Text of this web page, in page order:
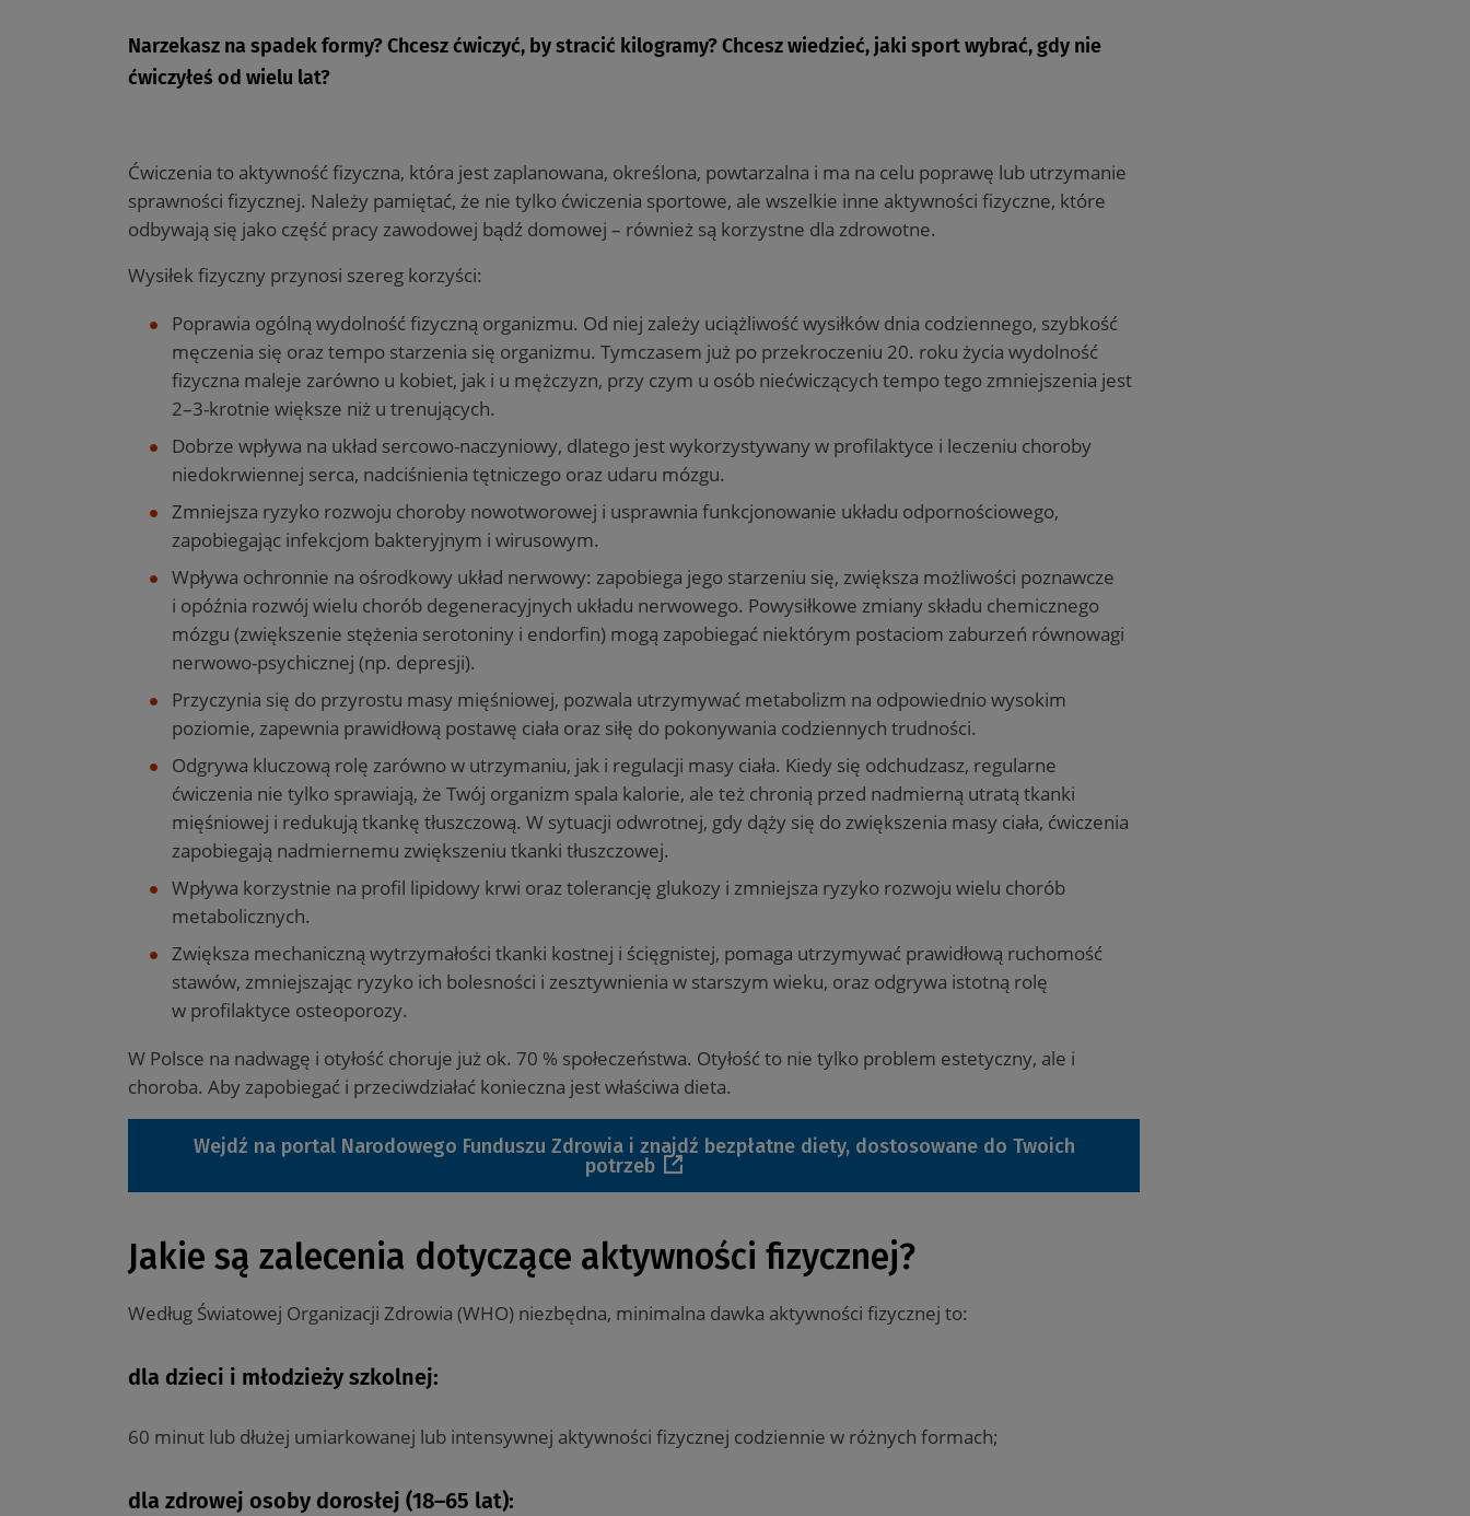
Narzekasz na spadek formy? Chcesz ćwiczyć, by stracić kilogramy? Chcesz wiedzieć, jaki sport wybrać, gdy nie
ćwiczyłeś od wielu lat?
Ćwiczenia to aktywność fizyczna, która jest zaplanowana, określona, powtarzalna i ma na celu poprawę lub utrzymanie
sprawności fizycznej. Należy pamiętać, że nie tylko ćwiczenia sportowe, ale wszelkie inne aktywności fizyczne, które
odbywają się jako część pracy zawodowej bądź domowej – również są korzystne dla zdrowotne.
Wysiłek fizyczny przynosi szereg korzyści:
Poprawia ogólną wydolność fizyczną organizmu. Od niej zależy uciążliwość wysiłków dnia codziennego, szybkość
męczenia się oraz tempo starzenia się organizmu. Tymczasem już po przekroczeniu 20. roku życia wydolność
fizyczna maleje zarówno u kobiet, jak i u mężczyzn, przy czym u osób niećwiczących tempo tego zmniejszenia jest
2–3-krotnie większe niż u trenujących.
Dobrze wpływa na układ sercowo-naczyniowy, dlatego jest wykorzystywany w profilaktyce i leczeniu choroby
niedokrwiennej serca, nadciśnienia tętniczego oraz udaru mózgu.
Zmniejsza ryzyko rozwoju choroby nowotworowej i usprawnia funkcjonowanie układu odpornościowego,
zapobiegając infekcjom bakteryjnym i wirusowym.
Wpływa ochronnie na ośrodkowy układ nerwowy: zapobiega jego starzeniu się, zwiększa możliwości poznawcze
i opóźnia rozwój wielu chorób degeneracyjnych układu nerwowego. Powysiłkowe zmiany składu chemicznego
mózgu (zwiększenie stężenia serotoniny i endorfin) mogą zapobiegać niektórym postaciom zaburzeń równowagi
nerwowo-psychicznej (np. depresji).
Przyczynia się do przyrostu masy mięśniowej, pozwala utrzymywać metabolizm na odpowiednio wysokim
poziomie, zapewnia prawidłową postawę ciała oraz siłę do pokonywania codziennych trudności.
Odgrywa kluczową rolę zarówno w utrzymaniu, jak i regulacji masy ciała. Kiedy się odchudzasz, regularne
ćwiczenia nie tylko sprawiają, że Twój organizm spala kalorie, ale też chronią przed nadmierną utratą tkanki
mięśniowej i redukują tkankę tłuszczową. W sytuacji odwrotnej, gdy dąży się do zwiększenia masy ciała, ćwiczenia
zapobiegają nadmiernemu zwiększeniu tkanki tłuszczowej.
Wpływa korzystnie na profil lipidowy krwi oraz tolerancję glukozy i zmniejsza ryzyko rozwoju wielu chorób
metabolicznych.
Zwiększa mechaniczną wytrzymałości tkanki kostnej i ścięgnistej, pomaga utrzymywać prawidłową ruchomość
stawów, zmniejszając ryzyko ich bolesności i zesztywnienia w starszym wieku, oraz odgrywa istotną rolę
w profilaktyce osteoporozy.
W Polsce na nadwagę i otyłość choruje już ok. 70 % społeczeństwa. Otyłość to nie tylko problem estetyczny, ale i
choroba. Aby zapobiegać i przeciwdziałać konieczna jest właściwa dieta.
Wejdź na portal Narodowego Funduszu Zdrowia i znajdź bezpłatne diety, dostosowane do Twoich
potrzeb
Jakie są zalecenia dotyczące aktywności fizycznej?
Według Światowej Organizacji Zdrowia (WHO) niezbędna, minimalna dawka aktywności fizycznej to:
dla dzieci i młodzieży szkolnej:
60 minut lub dłużej umiarkowanej lub intensywnej aktywności fizycznej codziennie w różnych formach;
dla zdrowej osoby dorosłej (18–65 lat):